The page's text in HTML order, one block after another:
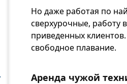
Но даже работая по
сверхурочные, работу
приведенных
свободное плавание.
Аренда чужой